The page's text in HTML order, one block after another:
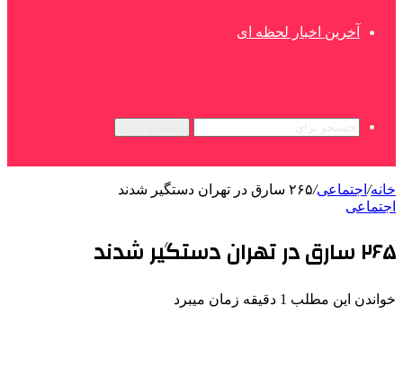
آخرین اخبار لحظه ای
خانه/ اجتماعی/۲۶۵ سارق در تهران دستگیر شدند
اجتماعی
۲۶۵ سارق در تهران دستگیر شدند
خواندن این مطلب 1 دقیقه زمان میبرد